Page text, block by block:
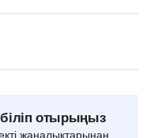
отырыңыз
жаңалықтарынан,